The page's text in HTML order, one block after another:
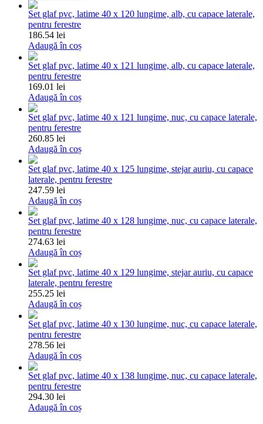
Set glaf pvc, latime 40 x 120 lungime, alb, cu capace laterale,
pentru ferestre
186.54 lei
Adaugă în coș
Set glaf pvc, latime 40 x 121 lungime, alb, cu capace laterale,
pentru ferestre
169.01 lei
Adaugă în coș
Set glaf pvc, latime 40 x 121 lungime, nuc, cu capace laterale,
pentru ferestre
260.85 lei
Adaugă în coș
Set glaf pvc, latime 40 x 125 lungime, stejar auriu, cu capace
laterale, pentru ferestre
247.59 lei
Adaugă în coș
Set glaf pvc, latime 40 x 128 lungime, nuc, cu capace laterale,
pentru ferestre
274.63 lei
Adaugă în coș
Set glaf pvc, latime 40 x 129 lungime, stejar auriu, cu capace
laterale, pentru ferestre
255.25 lei
Adaugă în coș
Set glaf pvc, latime 40 x 130 lungime, nuc, cu capace laterale,
pentru ferestre
278.56 lei
Adaugă în coș
Set glaf pvc, latime 40 x 138 lungime, nuc, cu capace laterale,
pentru ferestre
294.30 lei
Adaugă în coș